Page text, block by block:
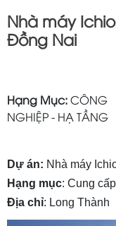
Nhà máy
Đồng Nai
Hạng Mục: CÔNG
NGHIỆP - HẠ TẦNG
Dự án: Nhà máy
Hạng mục: Cung
Địa chỉ: Long Thành